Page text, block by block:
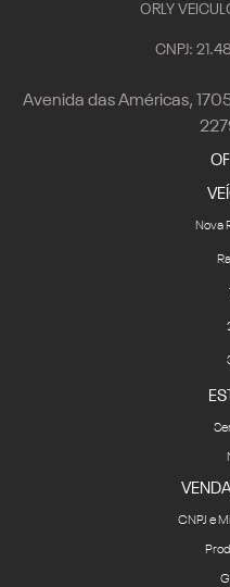
ORLY
CNPJ:
Avenida das Américas,
Nova
CNPJ e